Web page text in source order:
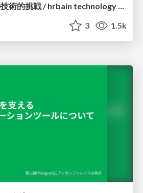
2019年 HRBrainの技術的挑戦 / hrbain technology challenge 2019
3 1.5k